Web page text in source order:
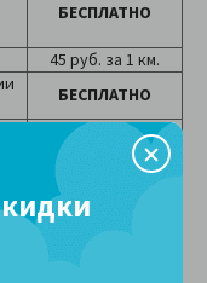
БЕСПЛАТНО
45 руб. за 1 км.
БЕСПЛАТНО
150 руб. за этаж
передает Вам
Наличие у
время передачи